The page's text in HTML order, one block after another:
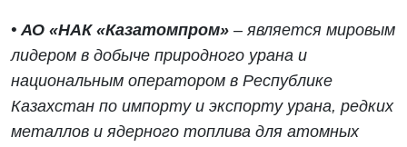
• АО «НАК «Казатомпром» – является мировым
лидером в добыче природного урана и
национальным оператором в Республике
Казахстан по импорту и экспорту урана, редких
металлов и ядерного топлива для атомных